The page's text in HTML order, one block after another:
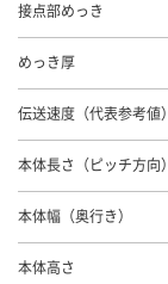
接点部めっき
めっき厚
伝送速度（代表参考値）
本体長さ（ピッチ方向）
本体幅（奥行き）
本体高さ